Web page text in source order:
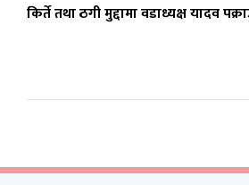
किर्ते तथा ठगी मुद्दामा वडाध्यक्ष यादव